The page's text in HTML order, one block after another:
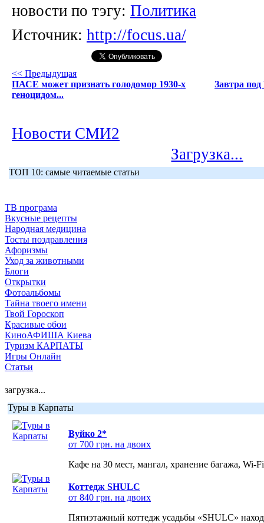
новости по тэгу: Политика
Источник: http://focus.ua/
<< Предыдущая
ПАСЕ может признать голодомор 1930-х
геноцидом...
Завтра
Новости СМИ2
Загрузка...
ТОП 10: самые читаемые статьи
ТВ програма
Вкусные рецепты
Народная медицина
Тосты поздравления
Афоризмы
Уход за животными
Блоги
Открытки
Фотоальбомы
Тайна твоего имени
Твой Гороскоп
Красивые обои
КиноАФИША Киева
Туризм КАРПАТЫ
Игры Онлайн
Статьи
загрузка...
Туры в Карпаты
Вуйко 2*
от 700 грн. на двоих
Кафе на 30 мест, мангал, хранение багажа, Wi-
Коттедж SHULC
от 840 грн. на двоих
Пятиэтажный коттедж усадьбы «SHULC»